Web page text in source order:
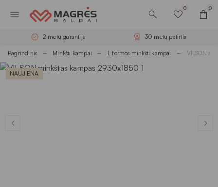
0 0
2 metų garantija 30 metų patirtis
Pagrindinis Minkšti kampai L formos minkšti kampai VILSON
NAUJIENA